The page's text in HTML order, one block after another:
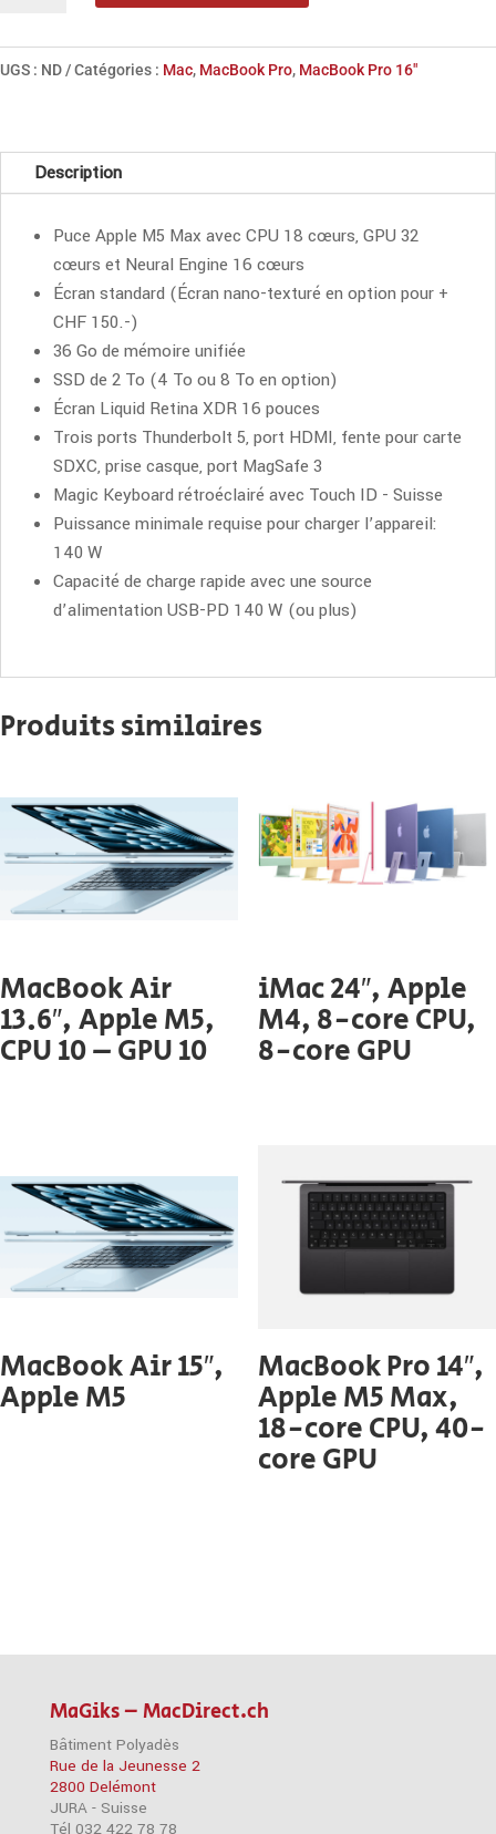
Pro
M5
Max,
core
UGS : ND Catégories : Mac, MacBook Pro, MacBook Pro 16"
Description
Puce Apple M5 Max avec CPU 18 cœurs, GPU 32
cœurs et Neural Engine 16 cœurs
Écran standard (Écran nano-texturé en option pour +
CHF 150.-)
36 Go de mémoire unifiée
SSD de 2 To (4 To ou 8 To en option)
Écran Liquid Retina XDR 16 pouces
Trois ports Thunderbolt 5, port HDMI, fente pour carte
SDXC, prise casque, port MagSafe 3
Magic Keyboard rétroéclairé avec Touch ID - Suisse
Puissance minimale requise pour charger l’appareil:
140 W
Capacité de charge rapide avec une source
d’alimentation USB-PD 140 W (ou plus)
Produits similaires
MacBook Air
13.6″, Apple M5,
CPU 10 – GPU 10
iMac 24″, Apple
M4, 8-core CPU,
8-core GPU
MacBook Air 15″,
Apple M5
MacBook Pro 14″,
Apple M5 Max,
18-core CPU, 40-
core GPU
MaGiks – MacDirect.ch
Bâtiment Polyadès
Rue de la Jeunesse 2
2800 Delémont
JURA - Suisse
Tél 032 422 78 78